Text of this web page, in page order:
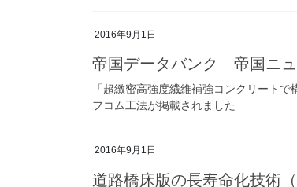
2016年9月1日
帝国データバンク 帝国ニ
「超緻密高強度繊維補強コンクリート
フコム工法が掲載されました
2016年9月1日
道路橋床版の長寿命化技術